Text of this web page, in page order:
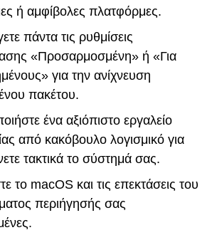
ή αμφίβολες πλατφόρμες.
πάντα τις ρυθμίσεις
«Προσαρμοσμένη» ή «Για
για την ανίχνευση
πακέτου.
ένα αξιόπιστο εργαλείο
από κακόβουλο λογισμικό για
τακτικά το σύστημά σας.
το macOS και τις επεκτάσεις του
περιήγησής σας